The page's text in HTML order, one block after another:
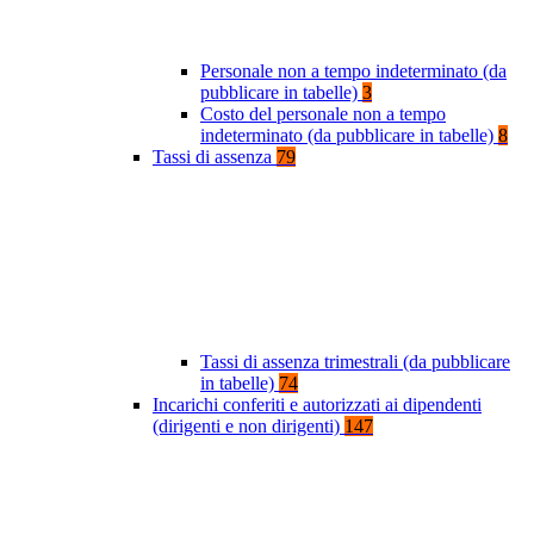
Personale non a tempo indeterminato (da
pubblicare in tabelle) 3
Costo del personale non a tempo
indeterminato (da pubblicare in tabelle) 8
Tassi di assenza 79
Tassi di assenza trimestrali (da pubblicare
in tabelle) 74
Incarichi conferiti e autorizzati ai dipendenti
(dirigenti e non dirigenti) 147